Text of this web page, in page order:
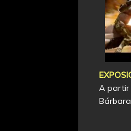
A partir